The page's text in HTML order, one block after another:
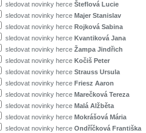
sledovat novinky herce Šteflová Lucie
sledovat novinky herce Majer Stanislav
sledovat novinky herce Rojková Sabina
sledovat novinky herce Kvantiková Jana
sledovat novinky herce Žampa Jindřich
sledovat novinky herce Kočiš Peter
sledovat novinky herce Strauss Ursula
sledovat novinky herce Friesz Aaron
sledovat novinky herce Marečková Tereza
sledovat novinky herce Malá Alžběta
sledovat novinky herce Mokrášová Mária
sledovat novinky herce Ondříčková Františka